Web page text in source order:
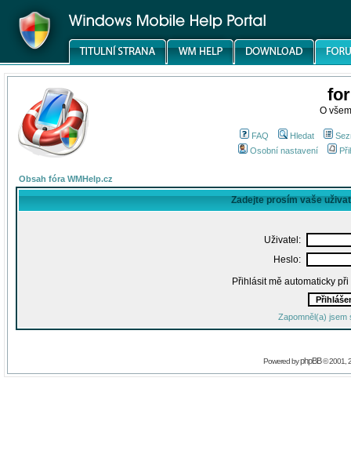
O
FAQ Hledat
Osobní nastavení
Obsah fóra WMHelp.cz
Zadejte prosím vaše
Uživatel:
Heslo:
Přihlásit mě automaticky
Zapomněl(a) jsem
Powered byphpBB© 2001,